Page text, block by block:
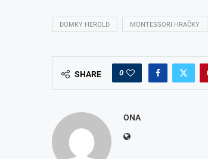
DOMKY HEROLD MONTESSORI HRAČKY
SHARE 0
ONA